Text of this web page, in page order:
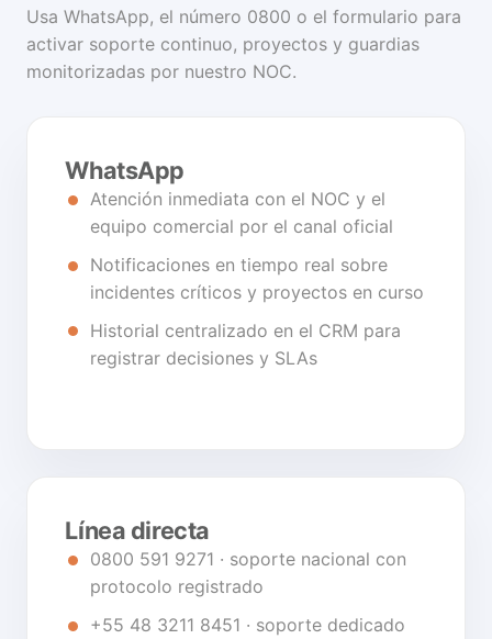
Usa WhatsApp, el número 0800 o el formulario para
activar soporte continuo, proyectos y guardias
monitorizadas por nuestro NOC.
WhatsApp
Atención inmediata con el NOC y el
equipo comercial por el canal oficial
Notificaciones en tiempo real sobre
incidentes críticos y proyectos en curso
Historial centralizado en el CRM para
registrar decisiones y SLAs
Línea directa
0800 591 9271 · soporte nacional con
protocolo registrado
+55 48 3211 8451 · soporte dedicado